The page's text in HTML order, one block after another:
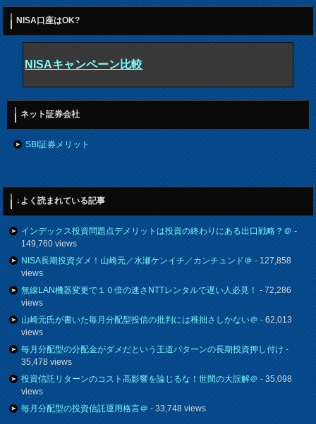
NISA口座はOK?
NISAキャンペーン比較
ネット証券会社
SBI証券メリット
↓よく読まれている記事
インデックス投資問題点デメリットは投資の終わりにある出口戦略？＠-
149,760 views
NISA長期投資ダメ！山崎元／水瀬ケンイチ／カンチュンド＠- 127,858
views
無線LAN機器変更で１０倍の速さNTTレンタルで遅い人必見！- 72,286
views
山崎元氏が書いた毎月分配型投信の批判には稚拙さしかない＠- 62,013
views
毎月分配型の分配金がダメだという王道パターンの長期投資押し付け-
35,478 views
投資信託リターンのコスト高影響を論じるな！世間の大誤解＠- 35,098
views
毎月分配型の投資信託運用格言＠- 33,748 views